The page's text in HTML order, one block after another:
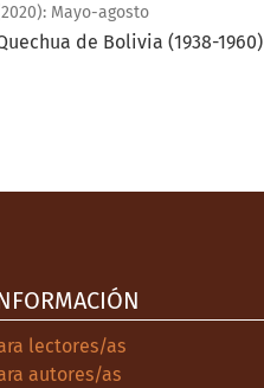
Mayo-agosto
de Bolivia (1938-1960)
lectores/as
autores/as